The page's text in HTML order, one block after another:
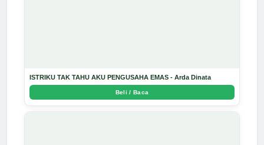
ISTRIKU TAK TAHU AKU PENGUSAHA EMAS - Arda Dinata
Beli / Baca